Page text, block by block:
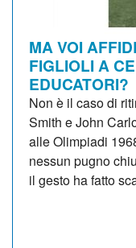
MA VOI
FIGLIOLI A
EDUCATORI?
Non è il caso di
Smith e John
alle Olimpiadi
nessun pugno
il gesto ha fatto